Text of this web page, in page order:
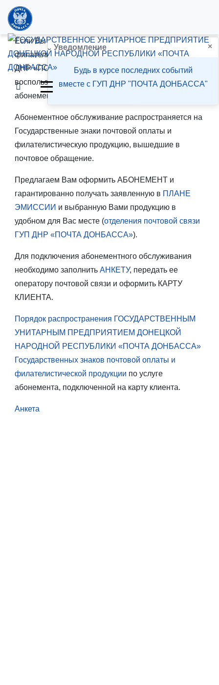
Если Вы занимаетесь коллекционированием
филателистической продукции, выпущенной ГУП
ДНР «ПОЧТА ДОНБАССА», предлагаем
воспользоваться новым сервисом —
абонементным обслуживанием.
Абонементное обслуживание распространяется на
Государственные знаки почтовой оплаты и
филателистическую продукцию, вышедшие в
почтовое обращение.
Предлагаем Вам оформить АБОНЕМЕНТ и
гарантированно получать заявленную в ПЛАНЕ
ЭМИССИИ и выбранную Вами продукцию в
удобном для Вас месте (отделения почтовой связи
ГУП ДНР «ПОЧТА ДОНБАССА»).
Для подключения абонементного обслуживания
необходимо заполнить АНКЕТУ, передать ее
оператору почтовой связи и оформить КАРТУ
КЛИЕНТА.
Порядок распространения ГОСУДАРСТВЕННЫМ
УНИТАРНЫМ ПРЕДПРИЯТИЕМ ДОНЕЦКОЙ
НАРОДНОЙ РЕСПУБЛИКИ «ПОЧТА ДОНБАССА»
Государственных знаков почтовой оплаты и
филателистической продукции по услуге
абонемента, подключенной на карту клиента.
Анкета
Уведомление ×
Будь в курсе последних событий
вместе с ГУП ДНР "ПОЧТА ДОНБАССА"